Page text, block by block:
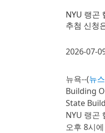
NYU 랭곤
추첨 신청
2026-07-
뉴욕--(뉴
Building
State
NYU 랭곤
오후 8시